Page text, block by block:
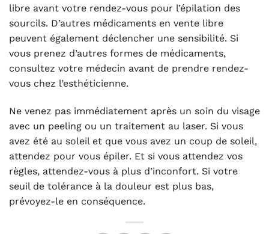
libre avant votre rendez-vous pour l’épilation des
sourcils. D’autres médicaments en vente libre
peuvent également déclencher une sensibilité. Si
vous prenez d’autres formes de médicaments,
consultez votre médecin avant de prendre rendez-
vous chez l’esthéticienne.
Ne venez pas immédiatement après un soin du visage
avec un peeling ou un traitement au laser. Si vous
avez été au soleil et que vous avez un coup de soleil,
attendez pour vous épiler. Et si vous attendez vos
règles, attendez-vous à plus d’inconfort. Si votre
seuil de tolérance à la douleur est plus bas,
prévoyez-le en conséquence.